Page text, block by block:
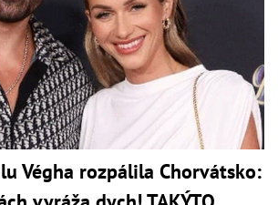
Végha rozpálila Chorvátsko: